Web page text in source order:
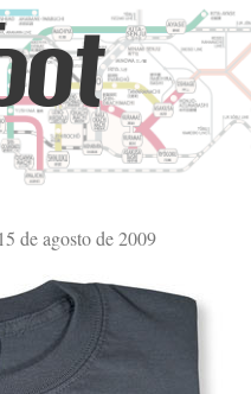
de agosto de 2009